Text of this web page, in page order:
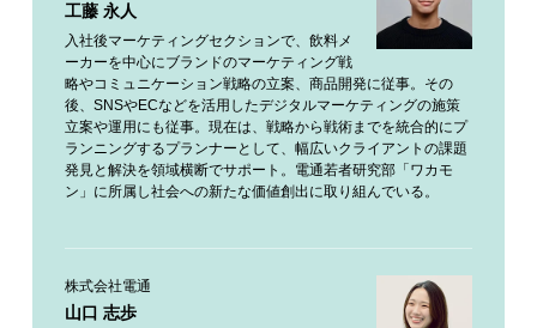
工藤 永人
入社後マーケティングセクションで、飲料メ
ーカーを中心にブランドのマーケティング戦
略やコミュニケーション戦略の立案、商品開発に従事。その
後、SNSやECなどを活用したデジタルマーケティングの施策
立案や運用にも従事。現在は、戦略から戦術までを統合的にプ
ランニングするプランナーとして、幅広いクライアントの課題
発見と解決を領域横断でサポート。電通若者研究部「ワカモ
ン」に所属し社会への新たな価値創出に取り組んでいる。
株式会社電通
山口 志歩